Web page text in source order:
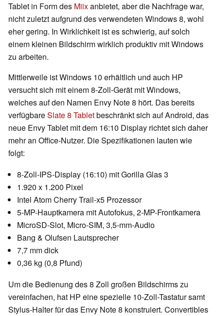
Tablet in Form des Miixanbietet, aber die Nachfrage war,
nicht zuletzt aufgrund des verwendeten Windows 8, wohl
eher gering. In Wirklichkeit ist es schwierig, auf solch
einem kleinen Bildschirm wirklich produktiv mit Windows
zu arbeiten.
Mittlerweile ist Windows 10 erhältlich und auch HP
versucht sich mit einem 8-Zoll-Gerät mit Windows,
welches auf den Namen Envy Note 8 hört. Das bereits
verfügbareSlate 8 Tabletbeschränkt sich auf Android, das
neue Envy Tablet mit dem 16:10 Display richtet sich daher
mehr an Office-Nutzer. Die Spezifikationen lauten wie
folgt:
8-Zoll-IPS-Display (16:10) mit Gorilla Glas 3
1.920 x 1.200 Pixel
Intel Atom Cherry Trail-x5 Prozessor
5-MP-Hauptkamera mit Autofokus, 2-MP-Frontkamera
MicroSD-Slot, Micro-SIM, 3,5-mm-Audio
Bang & Olufsen Lautsprecher
7,7 mm dick
0,36 kg (0,8 Pfund)
Um die Bedienung des 8 Zoll großen Bildschirms zu
vereinfachen, hat HP eine spezielle 10-Zoll-Tastatur samt
Stylus-Halter für das Envy Note 8 konstruiert. Convertibles